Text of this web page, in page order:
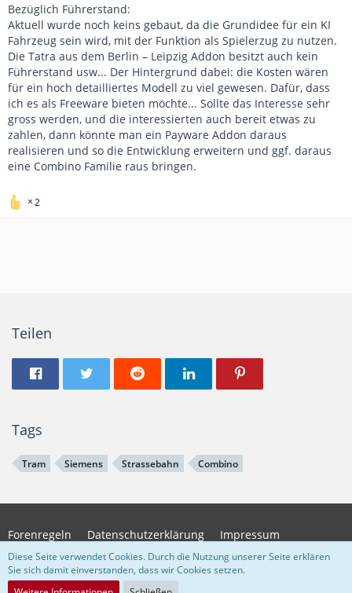
Bezüglich Führerstand:
Aktuell wurde noch keins gebaut, da die Grundidee für ein KI
Fahrzeug sein wird, mit der Funktion als Spielerzug zu nutzen.
Die Tatra aus dem Berlin – Leipzig Addon besitzt auch kein
Führerstand usw... Der Hintergrund dabei: die Kosten wären
für ein hoch detailliertes Modell zu viel gewesen. Dafür, dass
ich es als Freeware bieten möchte... Sollte das Interesse sehr
gross werden, und die interessierten auch bereit etwas zu
zahlen, dann könnte man ein Payware Addon daraus
realisieren und so die Entwicklung erweitern und ggf. daraus
eine Combino Familie raus bringen.
2
Teilen
Tags
Tram Siemens Strassebahn Combino
Forenregeln Datenschutzerklärung Impressum
Community-Software:
Diese Seite verwendet Cookies. Durch die Nutzung unserer Seite erklären
Sie sich damit einverstanden, dass wir Cookies setzen.